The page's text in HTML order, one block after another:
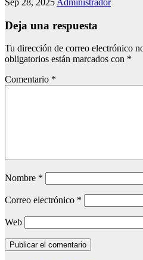
Sep 28, 2025 Administrador
Deja una respuesta
Tu dirección de correo electrónico
obligatorios están marcados con *
Comentario *
Nombre *
Correo electrónico *
Web